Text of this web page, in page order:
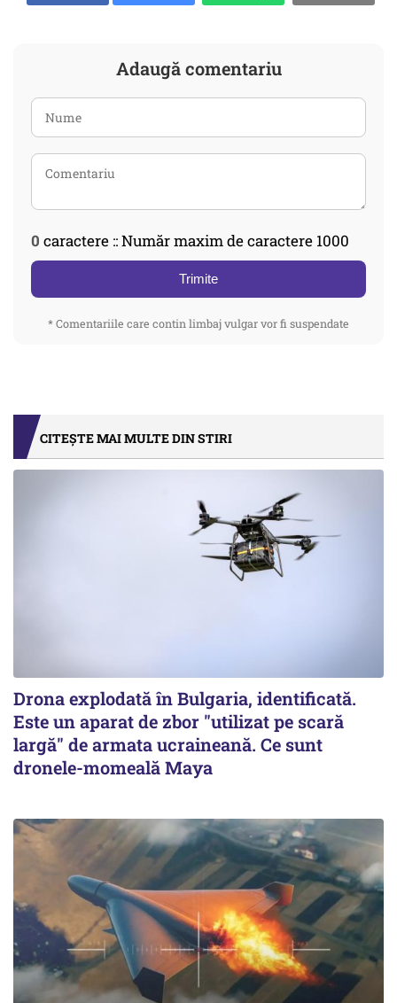
Adaugă comentariu
0 caractere :: Număr maxim de caractere 1000
Trimite
* Comentariile care contin limbaj vulgar vor fi suspendate
CITEȘTE MAI MULTE DIN STIRI
Drona explodată în Bulgaria, identificată.
Este un aparat de zbor "utilizat pe scară
largă" de armata ucraineană. Ce sunt
dronele-momeală Maya